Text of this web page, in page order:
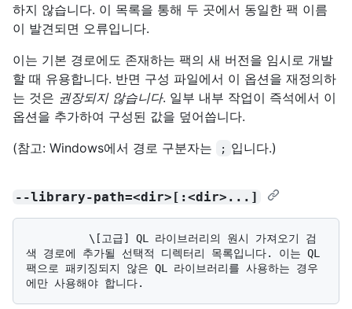
하지 않습니다. 이 목록을 통해 두 곳에서 동일한 팩 이름
이 발견되면 오류입니다.
이는 기본 경로에도 존재하는 팩의 새 버전을 임시로 개발
할 때 유용합니다. 반면 구성 파일에서 이 옵션을 재정의하
는 것은 권장되지 않습니다. 일부 내부 작업이 즉석에서 이
옵션을 추가하여 구성된 값을 덮어씁니다.
(참고: Windows에서 경로 구분자는
; 입니다.)
--library-path=<dir>[:<dir>...]
색 경로에 추가될 선택적 디렉터리 목록입니다. 이는 QL
팩으로 패키징되지 않은 QL 라이브러리를 사용하는 경우